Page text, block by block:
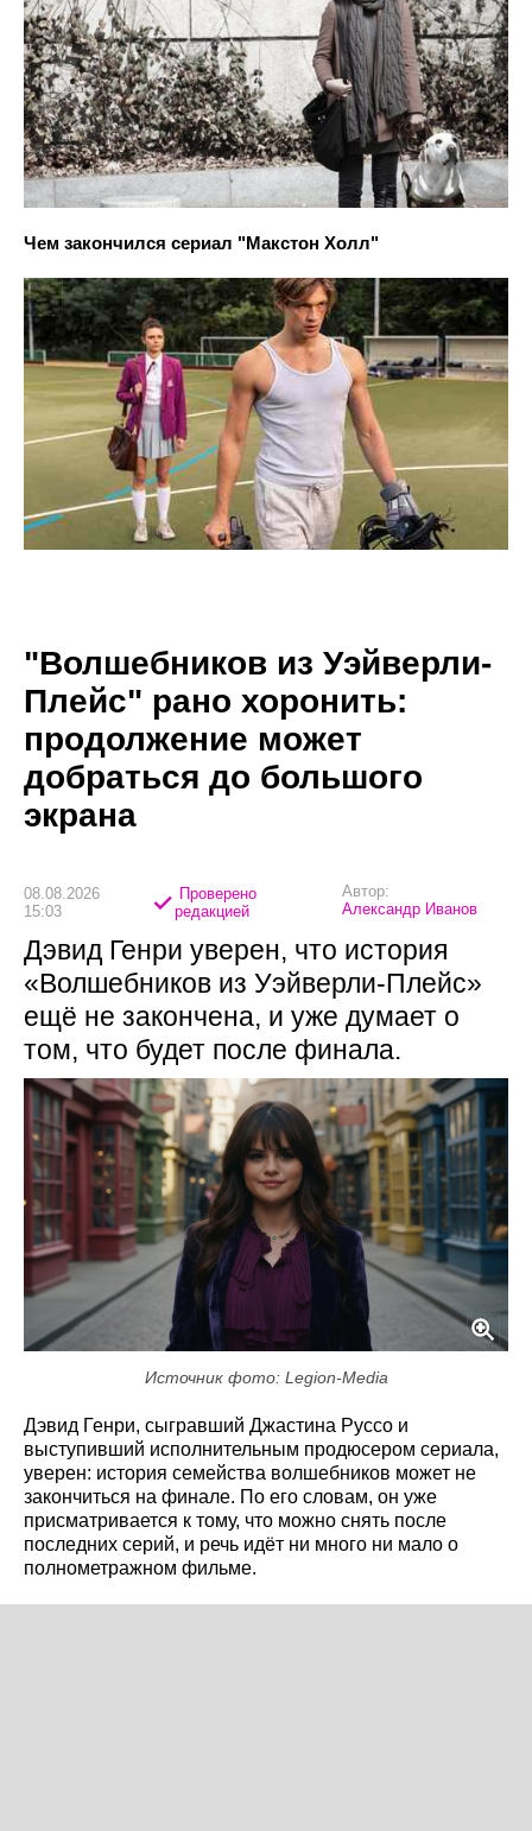
Чем закончился сериал "Макстон Холл"
"Волшебников из Уэйверли-
Плейс" рано хоронить:
продолжение может
добраться до большого
экрана
08.08.2026
15:03
Проверено
редакцией
Автор:
Александр Иванов
Дэвид Генри уверен, что история
«Волшебников из Уэйверли-Плейс»
ещё не закончена, и уже думает о
том, что будет после финала.
Источник фото: Legion-Media
Дэвид Генри, сыгравший Джастина Руссо и
выступивший исполнительным продюсером сериала,
уверен: история семейства волшебников может не
закончиться на финале. По его словам, он уже
присматривается к тому, что можно снять после
последних серий, и речь идёт ни много ни мало о
полнометражном фильме.